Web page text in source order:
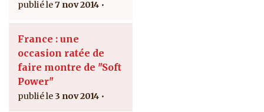
7 nov 2014
France : une
occasion ratée de
faire montre de "Soft
Power"
3 nov 2014